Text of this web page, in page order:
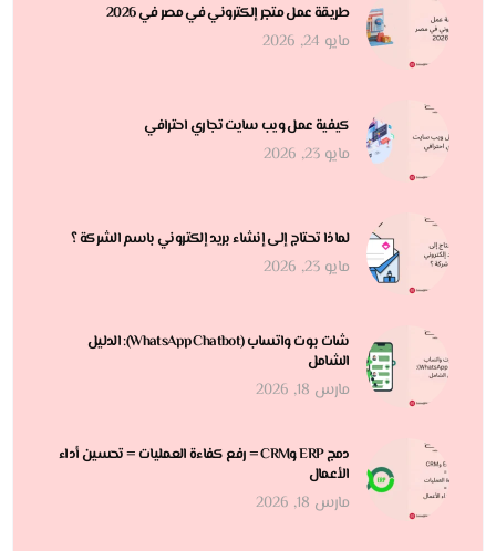
طريقة عمل متجر إلكتروني في مصر في 2026
مايو 24, 2026
كيفية عمل ويب سايت تجاري احترافي
مايو 23, 2026
لماذا تحتاج إلى إنشاء بريد إلكتروني باسم الشركة ؟
مايو 23, 2026
شات بوت واتساب (WhatsApp Chatbot): الدليل
الشامل
مارس 18, 2026
دمج ERP وCRM = رفع كفاءة العمليات = تحسين أداء
الأعمال
مارس 18, 2026